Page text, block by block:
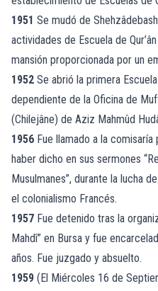
1951 Se mudó de
actividades de Escuela de
mansión proporcionada por un
1952 Se abrió la primera
dependiente de la Oficina de
(Chilejâne) de Aziz Mahmûd
1956 Fue llamado a la
haber dicho en sus sermones
Musulmanes”, durante la lucha
el colonialismo Francés.
1957 Fue detenido tras la
Mahdî” en Bursa y fue
años. Fue juzgado y absuelto.
1959 (El Miércoles 16 de